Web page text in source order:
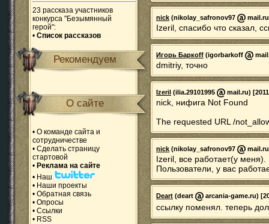
23 рассказа участников
конкурса "Безымянный
герой":
• Список рассказов
Рекомендуем
О сайте
• О команде сайта и
сотрудничестве
• Сделать страницу
стартовой
• Реклама на сайте
• Наш
• Наши проекты
• Обратная связь
• Опросы
• Ссылки
• RSS
nick (nikolay_safronov97
Izeril, спасибо что сказал,
Игорь Баркoff (igorbarkoff
dmitriy, точно
Izeril (ilia.29101995 mail.ru)
nick, нифига Not Found
The requested URL /
nick (nikolay_safronov97
Izeril, все работает(у меня).
Пользователи, у вас
Deart (deart arcania-game.ru)
ссылку поменял. теперь